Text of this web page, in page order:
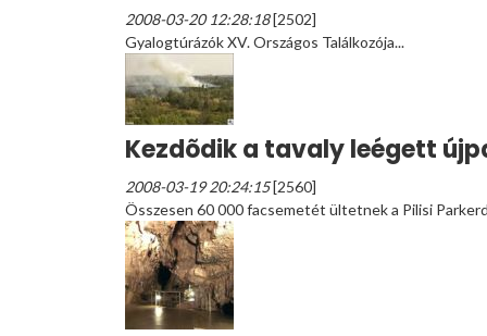
2008-03-20 12:28:18[2502]
Gyalogtúrázók XV. Országos Találkozója...
Kezdõdik a tavaly leégett
2008-03-19 20:24:15[2560]
Összesen 60 000 facsemetét ültetnek a Pilisi